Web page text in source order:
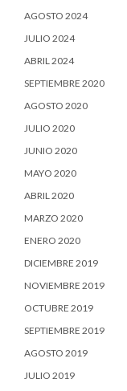
AGOSTO 2024
JULIO 2024
ABRIL 2024
SEPTIEMBRE 2020
AGOSTO 2020
JULIO 2020
JUNIO 2020
MAYO 2020
ABRIL 2020
MARZO 2020
ENERO 2020
DICIEMBRE 2019
NOVIEMBRE 2019
OCTUBRE 2019
SEPTIEMBRE 2019
AGOSTO 2019
JULIO 2019